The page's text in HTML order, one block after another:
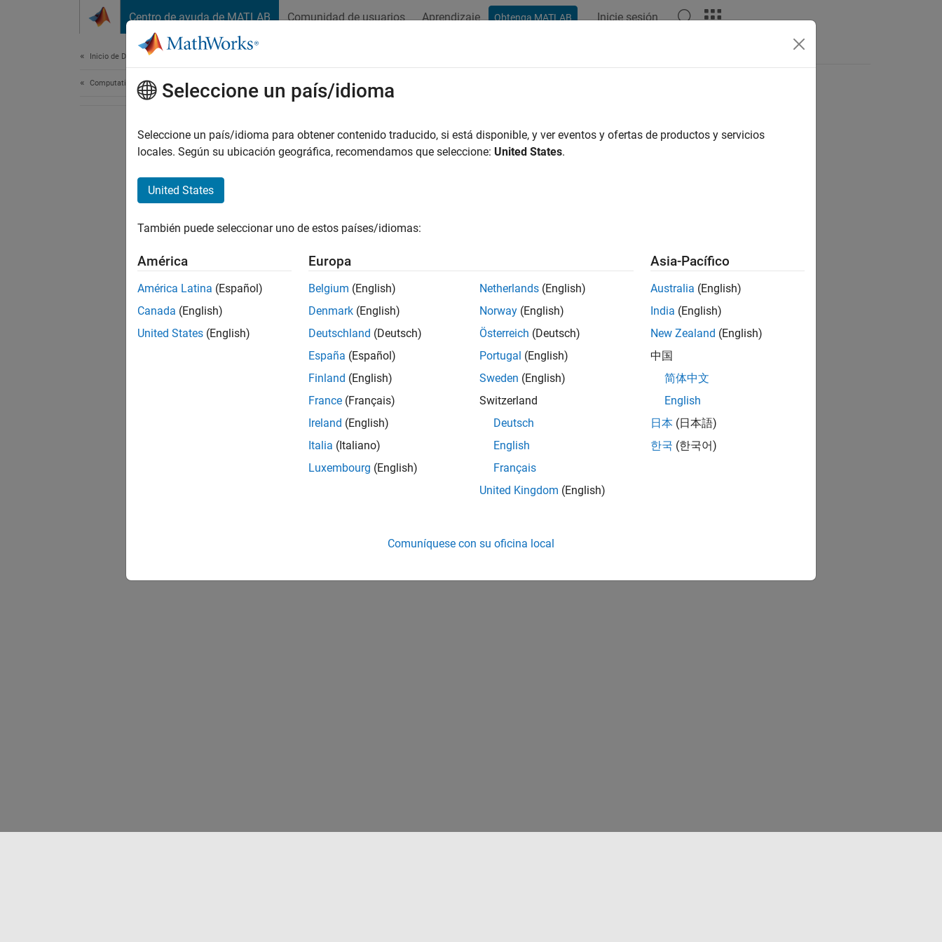
Centro de ayuda de MATLAB Comunidad de usuarios Aprendizaje Obtenga MATLAB Inicie sesión
Inicio de Documentación
Computational Finance
How useful was this information?
Seleccione un país/idioma
Seleccione un país/idioma para obtener contenido traducido, si está disponible, y ver eventos y ofertas de productos y servicios
locales. Según su ubicación geográfica, recomendamos que seleccione: United States.
United States
También puede seleccionar uno de estos países/idiomas:
América
América Latina (Español)
Canada (English)
United States (English)
Europa
Belgium (English)
Denmark (English)
Deutschland (Deutsch)
España (Español)
Finland (English)
France (Français)
Ireland (English)
Italia (Italiano)
Luxembourg (English)
Netherlands (English)
Norway (English)
Österreich (Deutsch)
Portugal (English)
Sweden (English)
Switzerland
Deutsch
English
Français
United Kingdom (English)
Asia-Pacífico
Australia (English)
India (English)
New Zealand (English)
中国
简体中文
English
日本 (日本語)
한국 (한국어)
Comuníquese con su oficina local